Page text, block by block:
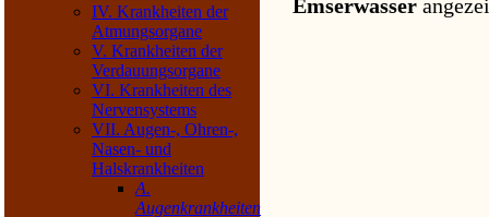
IV. Krankheiten der
Atmungsorgane
V. Krankheiten der
Verdauungsorgane
VI. Krankheiten des
Nervensystems
VII. Augen-, Ohren-,
Nasen- und
Halskrankheiten
A.
Augenkrankheiten
Emserwasser